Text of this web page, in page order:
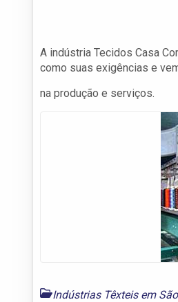
A indústria Tecidos Casa
como suas exigências e
na produção e serviços.
Indústrias Têxteis em